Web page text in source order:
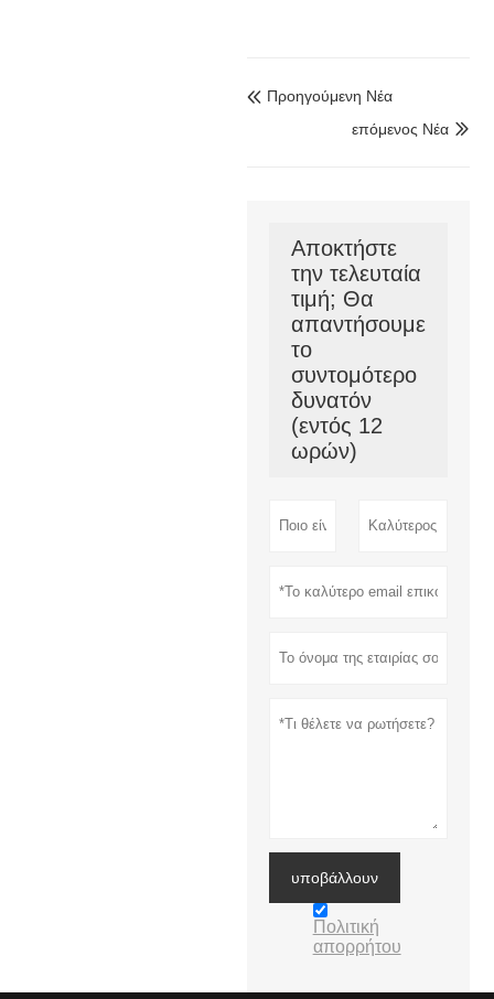
 Προηγούμενη Νέα

επόμενος Νέα
Αποκτήστε
την τελευταία
τιμή; Θα
απαντήσουμε
το
συντομότερο
δυνατόν
(εντός 12
ωρών)
υποβάλλουν
Πολιτική
απορρήτου